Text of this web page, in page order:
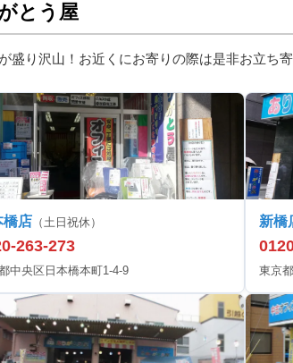
とう屋
り沢山！お近くにお寄りの際は是非お立ち寄
橋店 （土日祝休）
263-273
中央区日本橋本町1-4-9
新橋
東京